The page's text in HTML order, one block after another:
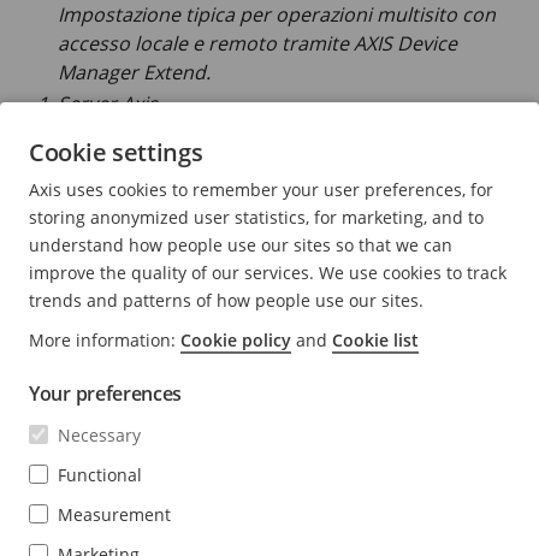
Impostazione tipica per operazioni multisito con
accesso locale e remoto tramiteAXIS Device
Manager Extend.
Server Axis
Gestione delle identità e degli accessi (My Axis)
Dati della società/organizzazione
Client locale (con connessione Internet)
Host edge (con connessione Internet)
Dispositivi
VMS (software di gestione video)
TURN (Traversal Using Relays around NAT)
Segnalazione
Client remoto
Server WebRTC per l'accesso remoto
Cookie settings
Axis uses cookies to remember your user preferences, for
storing anonymized user statistics, for marketing, and to
understand how people use our sites so that we can
improve the quality of our services. We use cookies to track
trends and patterns of how people use our sites.
More information: Cookie policy and Cookie list
Your preferences
Necessary
Functional
Measurement